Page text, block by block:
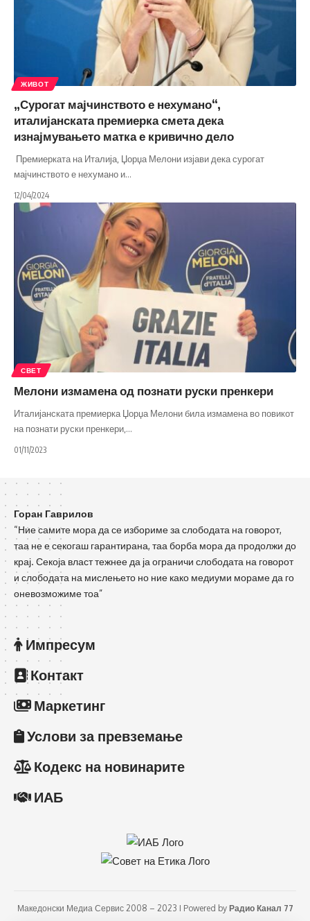
ЖИВОТ
„Сурогат мајчинството е нехумано“,
италијанската премиерка смета дека
изнајмувањето матка е кривично дело
Премиерката на Италија, Џорџа Мелони изјави дека сурогат
мајчинството е нехумано и…
12/04/2024
СВЕТ
Мелони измамена од познати руски пренкери
Италијанската премиерка Џорџа Мелони била измамена во повикот
на познати руски пренкери, …
01/11/2023
Горан Гаврилов
“Ние самите мора да се избориме за слободата на говорот,
таа не е секогаш гарантирана, таа борба мора да продолжи до
крај. Секоја власт тежнее да ја ограничи слободата на говорот
и слободата на мислењето но ние како медиуми мораме да го
оневозможиме тоа”
Импресум
Контакт
Маркетинг
Услови за превземање
Кодекс на новинарите
ИАБ
Македонски Медиа Сервис 2008 – 2023 I Powered by Радио Канал 77